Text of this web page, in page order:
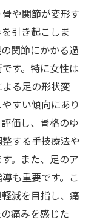
や関節が変形す
引き起こしま
関節にかかる過
す。特に女性は
る足の形状変
すい傾向にあり
価し、骨格のゆ
する手技療法や
。また、足のア
も重要です。こ
減を目指し、痛
痛みを感じた